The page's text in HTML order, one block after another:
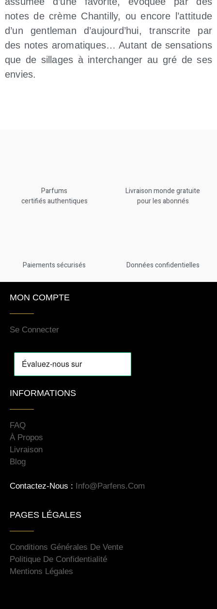
notes de crème Chantilly, ou encore l’attitude
d’un gentleman d’aujourd’hui, transcrite par
des notes aromatiques… Autant de sensations
que de sillages à interchanger au gré de ses
envies.
Parfums
certifiés authentiques
Livraison monde gratuite
pour les abonnés
Paiements sécurisés Données confidentielles
MON COMPTE
Se Connecter
INFORMATIONS
FAQ
À Propos
Livraison
Blog
Contactez-Nous : Info@parfens.com
PAGES LÉGALES
Conditions Générales De Vente
Politique De Confidentialité
Mentions Légales